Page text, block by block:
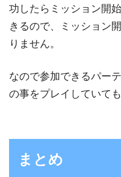
功したらミッション開
きるので、ミッション
りません。
なので参加できるパー
の事をプレイしていて
まとめ